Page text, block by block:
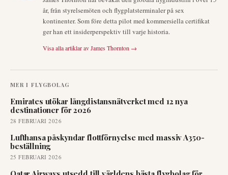
år, från styrelsemöten och flygplatsterminaler på sex
kontinenter. Som före detta pilot med kommersiella certifikat
ger han ett insiderperspektiv till varje historia.
Visa alla artiklar avJames Thornton →
MER I FLYGBOLAG
Emirates utökar långdistansnätverket med 12 nya
destinationer för 2026
28 FEBRUARI 2026
Lufthansa påskyndar flottförnyelse med massiv A350-
beställning
25 FEBRUARI 2026